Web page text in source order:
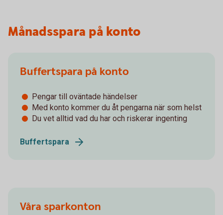
Månadsspara på konto
Buffertspara på konto
Pengar till oväntade händelser
Med konto kommer du åt pengarna när som helst
Du vet alltid vad du har och riskerar ingenting
Buffertspara
Våra sparkonton